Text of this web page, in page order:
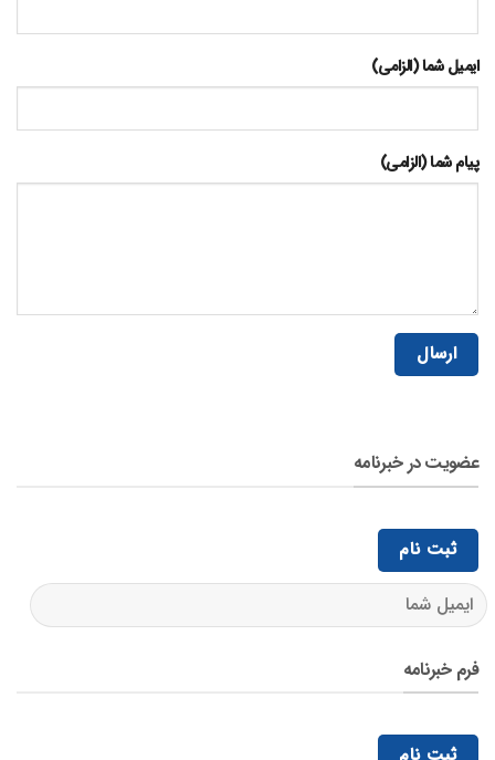
ایمیل شما (الزامی)
پیام شما (الزامی)
عضویت در خبرنامه
فرم خبرنامه